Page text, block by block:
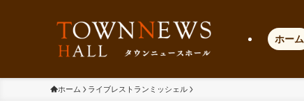
ホーム
ホーム ライブレストランミッシェル